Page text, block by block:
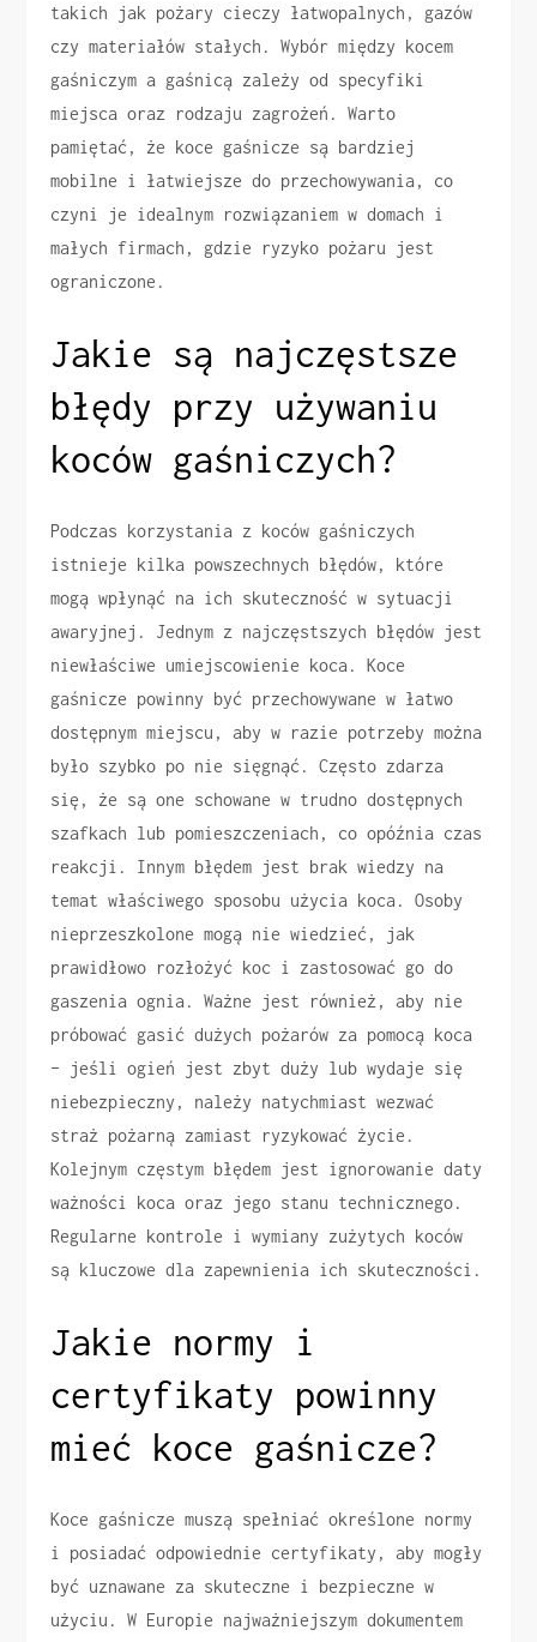
takich jak pożary cieczy łatwopalnych, gazów
czy materiałów stałych. Wybór między kocem
gaśniczym a gaśnicą zależy od specyfiki
miejsca oraz rodzaju zagrożeń. Warto
pamiętać, że koce gaśnicze są bardziej
mobilne i łatwiejsze do przechowywania, co
czyni je idealnym rozwiązaniem w domach i
małych firmach, gdzie ryzyko pożaru jest
ograniczone.
Jakie są najczęstsze
błędy przy używaniu
koców gaśniczych?
Podczas korzystania z koców gaśniczych
istnieje kilka powszechnych błędów, które
mogą wpłynąć na ich skuteczność w sytuacji
awaryjnej. Jednym z najczęstszych błędów jest
niewłaściwe umiejscowienie koca. Koce
gaśnicze powinny być przechowywane w łatwo
dostępnym miejscu, aby w razie potrzeby można
było szybko po nie sięgnąć. Często zdarza
się, że są one schowane w trudno dostępnych
szafkach lub pomieszczeniach, co opóźnia czas
reakcji. Innym błędem jest brak wiedzy na
temat właściwego sposobu użycia koca. Osoby
nieprzeszkolone mogą nie wiedzieć, jak
prawidłowo rozłożyć koc i zastosować go do
gaszenia ognia. Ważne jest również, aby nie
próbować gasić dużych pożarów za pomocą koca
– jeśli ogień jest zbyt duży lub wydaje się
niebezpieczny, należy natychmiast wezwać
straż pożarną zamiast ryzykować życie.
Kolejnym częstym błędem jest ignorowanie daty
ważności koca oraz jego stanu technicznego.
Regularne kontrole i wymiany zużytych koców
są kluczowe dla zapewnienia ich skuteczności.
Jakie normy i
certyfikaty powinny
mieć koce gaśnicze?
Koce gaśnicze muszą spełniać określone normy
i posiadać odpowiednie certyfikaty, aby mogły
być uznawane za skuteczne i bezpieczne w
użyciu. W Europie najważniejszym dokumentem